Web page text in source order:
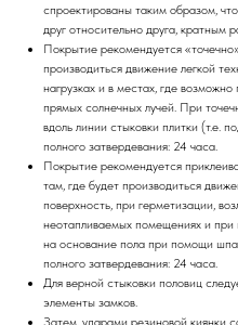
спроектированы таким образом,
друг относительно друга,
Покрытие рекомендуется
производиться движение легкой
нагрузках и в местах, где
прямых солнечных лучей. При
вдоль линии стыковки плитки (т.е.
полного затвердевания: 24 часа.
Покрытие рекомендуется
там, где будет производиться
поверхность, при герметизации,
неотапливаемых помещениях и
на основание пола при помощи
полного затвердевания: 24 часа.
Для верной стыковки половиц
элементы замков.
Затем, ударами резиновой киянки